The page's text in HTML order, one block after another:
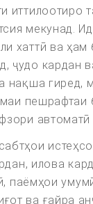
иттилоотиро
мекунад.
хаттӣ ва ҳам
ҷудо кардан
нақша гиред,
пешрафтаи
автоматӣ
илова
паёмҳои
ва ғайра